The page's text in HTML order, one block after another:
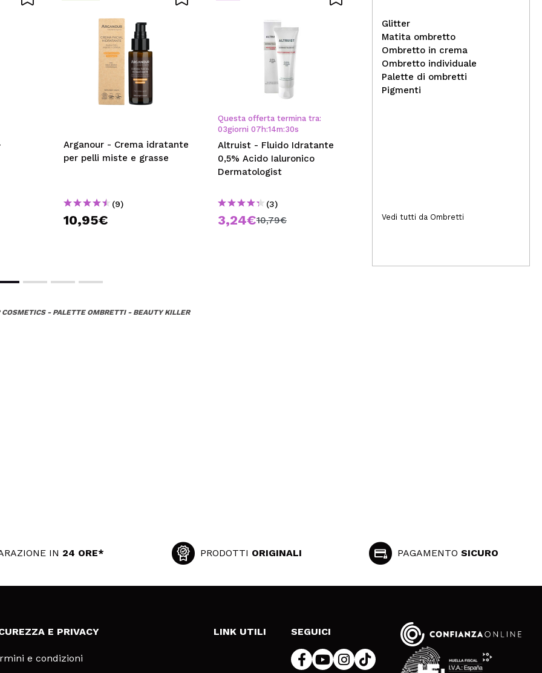
Arganour - Crema idratante
per pelli miste e grasse
(9)
10,95€
Questa offerta termina tra:
03giorni 07 h:14m:30s
Altruist - Fluido Idratante
0,5% Acido Ialuronico
Dermatologist
(3)
3,24€10,79€
Maiko - Pennello correttore
Luxury Burgundy - 1003B
5,99€
Glitter
Matita ombretto
Ombretto in crema
Ombretto individuale
Palette di ombretti
Pigmenti
Vedi tutti da Ombretti
COSMETICS - PALETTE OMBRETTI - BEAUTY KILLER
IN 24 ORE* PRODOTTI ORIGINALI PAGAMENTO SICURO
E PRIVACY
e condizioni
LINK UTILI SEGUICI